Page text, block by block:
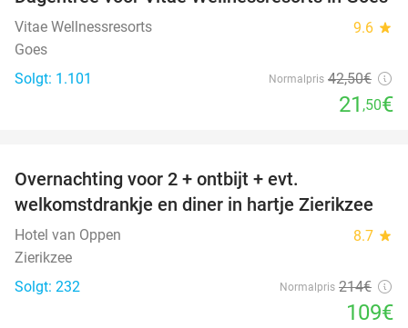
Vitae Wellnessresorts 9.6 star
Goes
Solgt: 1.101
Normalpris 42,50€
21 ,50€
Overnachting voor 2 + ontbijt + evt.
welkomstdrankje en diner in hartje Zierikzee
Hotel van Oppen 8.7 star
Zierikzee
Solgt: 232
Normalpris 214€
109€